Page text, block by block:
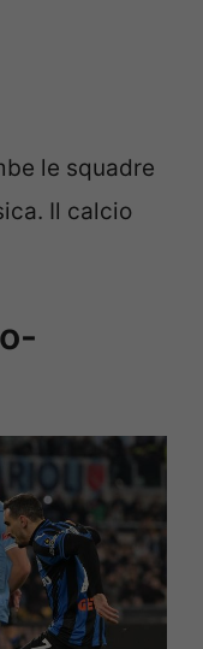
le squadre
Il calcio